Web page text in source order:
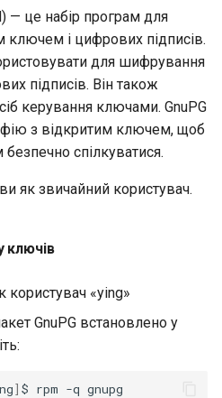
— це набір програм для
і цифрових підписів.
для шифрування
підписів. Він також
керування ключами. GnuPG
з відкритим ключем, щоб
спілкуватися.
як звичайний користувач.
ключів
користувач «ying»
GnuPG встановлено у
] $ rpm -q gnupg